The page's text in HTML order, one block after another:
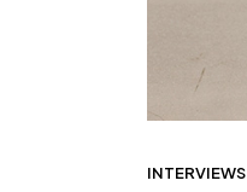
INTERVIEWS